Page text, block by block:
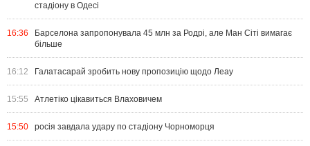
стадіону в Одесі
16:36
Барселона запропонувала 45 млн за Родрі, але Ман Сіті вимагає
більше
16:12 Галатасарай зробить нову пропозицію щодо Леау
15:55 Атлетіко цікавиться Влаховичем
15:50 росія завдала удару по стадіону Чорноморця